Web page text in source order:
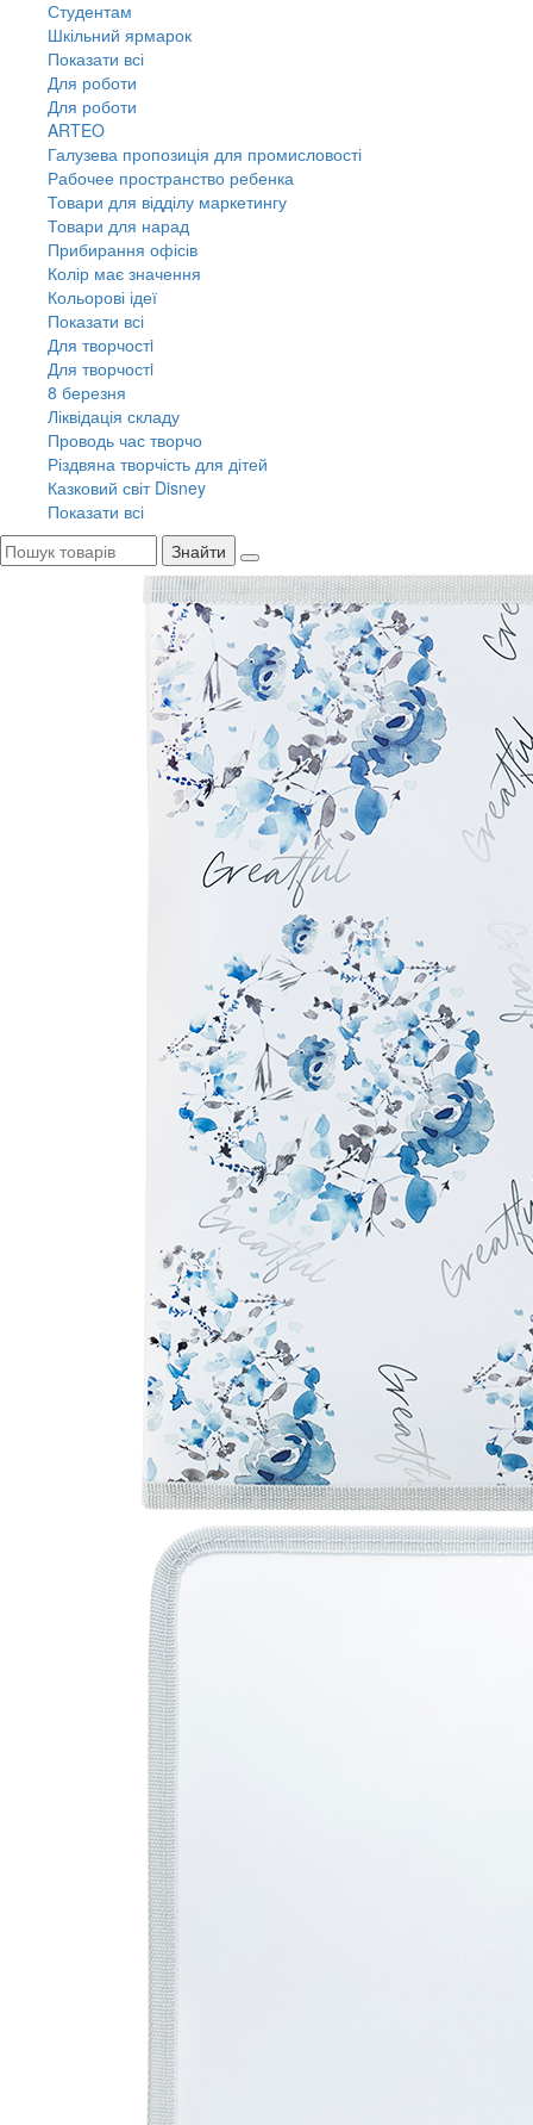
Студентам
Шкільний ярмарок
Показати всі
Для роботи
Для роботи
ARTEO
Галузева пропозиція для промисловості
Рабочее пространство ребенка
Товари для відділу маркетингу
Товари для нарад
Прибирання офісів
Колір має значення
Кольорові ідеї
Показати всі
Для творчостi
Для творчостi
8 березня
Ліквідація складу
Проводь час творчо
Різдвяна творчість для дітей
Казковий світ Disney
Показати всі
Знайти